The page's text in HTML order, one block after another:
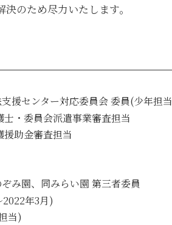
のため尽力いたします。
援センター対応委員会 委員(少年担
・委員会派遣事業審査担当
助金審査担当
み園、同みらい園 第三者委員
年3月)
当)